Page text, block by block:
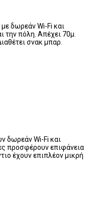
δωρεάν Wi-Fi και
την πόλη. Απέχει 70μ.
σνακ μπαρ.
δωρεάν Wi-Fi και
προσφέρουν επιφάνεια
έχουν επιπλέον μικρή